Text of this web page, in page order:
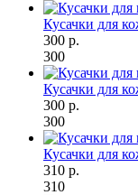
Кусачки для
300 р.
300
Кусачки для
300 р.
300
Кусачки для
310 р.
310